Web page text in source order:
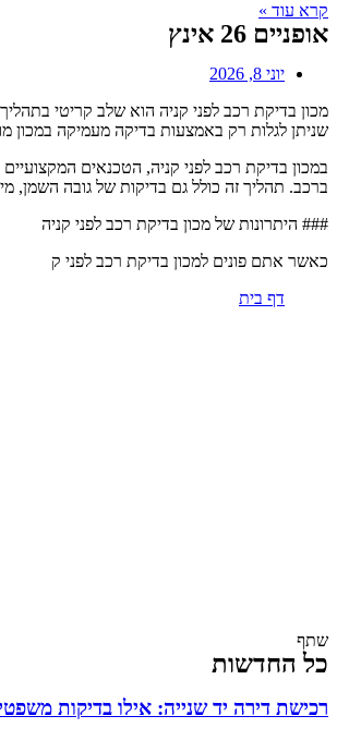
קרא עוד »
אופניים 26 אינץ
יוני 8, 2026
מכון בדיקת רכב לפני קניה הוא שלב קריטי
שניתן לגלות רק באמצעות בדיקה מעמיקה במכון
במכון בדיקת רכב לפני קניה, הטכנאים
ברכב. תהליך זה כולל גם בדיקות של גובה השמן,
### היתרונות של מכון בדיקת רכב לפני קניה
כאשר אתם פונים למכון בדיקת רכב לפני ק
דף בית
שתף
כל החדשות
רכישת דירה יד שנייה: אילו בדיקות